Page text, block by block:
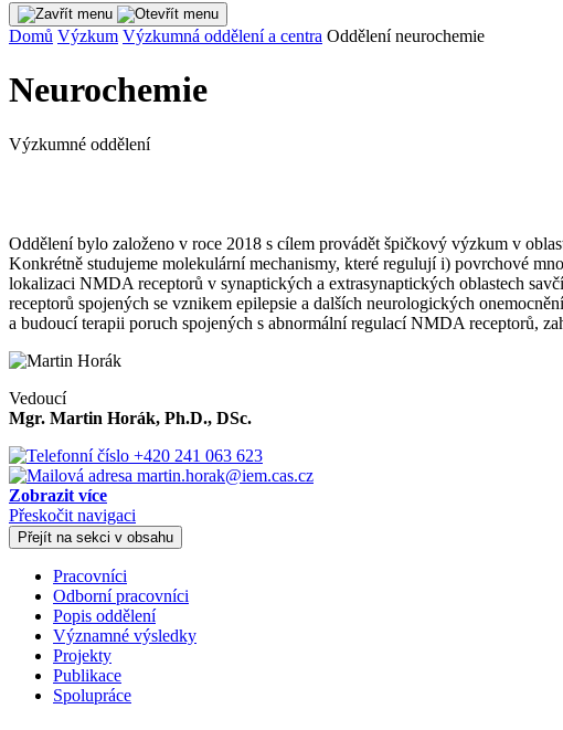
Domů Výzkum Výzkumná oddělení a centra Oddělení neurochemie
Neurochemie
Výzkumné oddělení
Oddělení bylo založeno v roce 2018 s cílem provádět špičkový výzkum v
Konkrétně studujeme molekulární mechanismy, které regulují i) povrchové
lokalizaci NMDA receptorů v synaptických a extrasynaptických oblastech
receptorů spojených se vznikem epilepsie a dalších neurologických
a budoucí terapii poruch spojených s abnormální regulací NMDA receptorů,
Vedoucí
Mgr. Martin Horák, Ph.D., DSc.
+420 241 063 623
martin.horak@iem.cas.cz
Zobrazit více
Přeskočit navigaci
Přejít na sekci v obsahu
Pracovníci
Odborní pracovníci
Popis oddělení
Významné výsledky
Projekty
Publikace
Spolupráce